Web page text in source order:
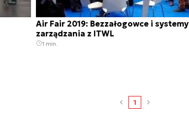
Air Fair 2019: Bezzałogowce i systemy
zarządzania z ITWL
1 min.
1